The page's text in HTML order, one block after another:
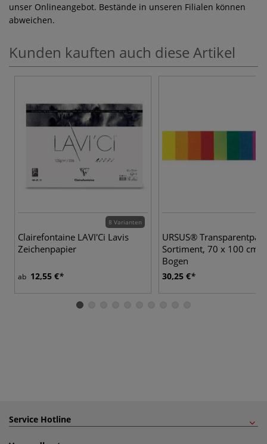
unser Onlineangebot. Bestände in unseren Filialen können
abweichen.
Kunden kauften auch diese Artikel
8 Varianten
Clairefontaine LAVI'Ci Lavis
Zeichenpapier
ab 12,55 €
URSUS®
Sortiment, 70 x 100 cm,
Bogen
30,25 €
Service Hotline